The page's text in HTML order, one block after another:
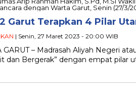
Garut Terapkan 4 Pilar
| Senin, 27 Maret 2023 - 20:00 WIB
GARUT – Madrasah Aliyah Negeri
dan Bergerak” dengan empat